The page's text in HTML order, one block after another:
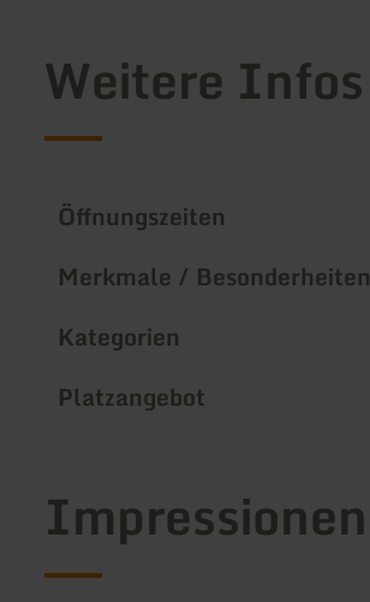
Weitere Infos
Öffnungszeiten
Merkmale / Besonderheiten
Kategorien
Platzangebot
Impressionen